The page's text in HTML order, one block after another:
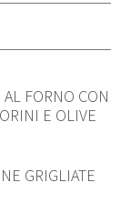
FORNO CON
E OLIVE
GRIGLIATE